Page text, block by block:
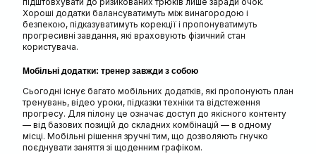
Хороші додатки балансуватимуть між винагородою і
безпекою, підказуватимуть корекції і пропонуватимуть
прогресивні завдання, які враховують фізичний стан
користувача.
Мобільні додатки: тренер завжди з собою
Сьогодні існує багато мобільних додатків, які пропонують план
тренувань, відео уроки, підказки техніки та відстеження
прогресу. Для пілону це означає доступ до якісного контенту
— від базових позицій до складних комбінацій — в одному
місці. Мобільні рішення зручні тим, що дозволяють гнучко
поєднувати заняття зі щоденним графіком.